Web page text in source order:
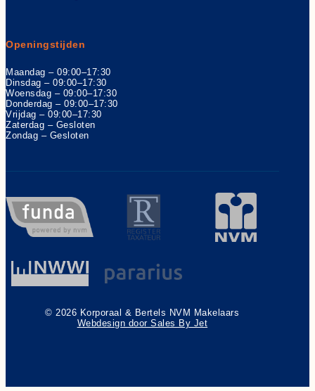
Openingstijden
Maandag – 09:00–17:30
Dinsdag – 09:00–17:30
Woensdag – 09:00–17:30
Donderdag – 09:00–17:30
Vrijdag – 09:00–17:30
Zaterdag – Gesloten
Zondag – Gesloten
© 2026 Korporaal & Bertels NVM Makelaars
Webdesign door Sales By Jet